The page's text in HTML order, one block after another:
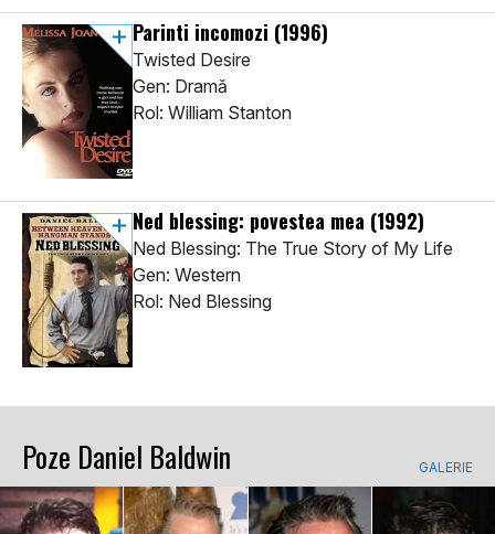
Parinti incomozi (1996)
Twisted Desire
Gen: Dramă
Rol: William Stanton
Ned blessing: povestea mea (1992)
Ned Blessing: The True Story of My Life
Gen: Western
Rol: Ned Blessing
Poze Daniel Baldwin GALERIE